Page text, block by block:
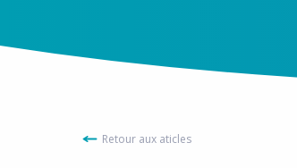
Retour aux aticles